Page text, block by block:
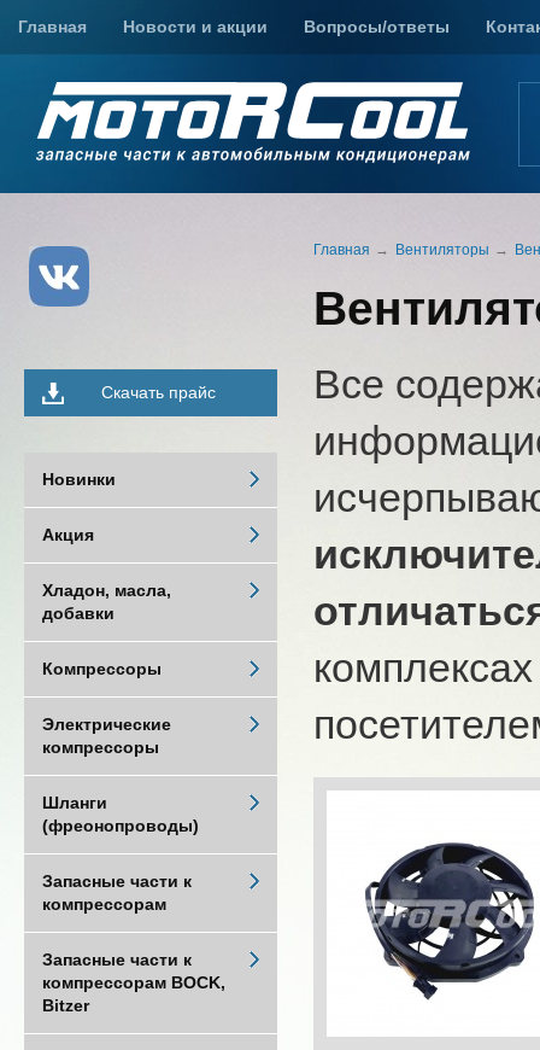
Главная Новости и акции Вопросы/ответы
Главная Вентиляторы
Все
Скачать прайс
Новинки
Акция
Хладон, масла,
добавки
Компрессоры
Электрические
компрессоры
Шланги
(фреонопроводы)
Запасные части к
компрессорам
Запасные части к
компрессорам BOCK,
Bitzer